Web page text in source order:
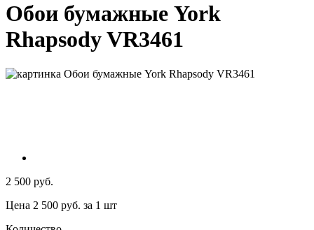
Обои бумажные York
Rhapsody VR3461
2 500 руб.
Цена 2 500 руб. за 1 шт